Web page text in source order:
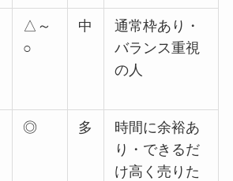
△～
○
中
通常枠あり・
バランス重視
の人
◎ 多
時間に余裕あ
り・できるだ
け高く売りた